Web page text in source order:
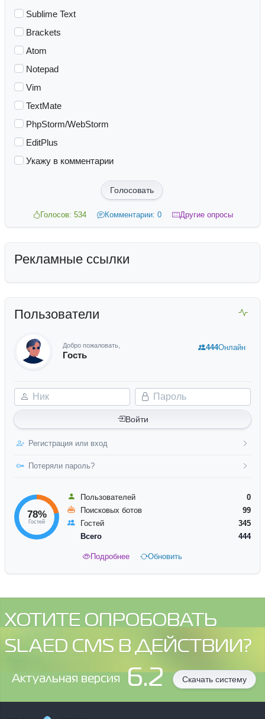
Sublime Text
Brackets
Atom
Notepad
Vim
TextMate
PhpStorm/WebStorm
EditPlus
Укажу в комментарии
Голосовать
Голосов: 534 Комментарии: 0 Другие опросы
Рекламные ссылки
Пользователи
Добро пожаловать,
Гость
Ник Пароль
Войти
Регистрация или вход
Потеряли пароль?
444Онлайн
78%
Гостей
Пользователей
0
Поисковых ботов
99
Гостей
345
Всего
444
Подробнее Обновить
ХОТИТЕ ОПРОБОВАТЬ
SLAED CMS В ДЕЙСТВИИ?
Aктуальная версия 6.2 Скачать систему